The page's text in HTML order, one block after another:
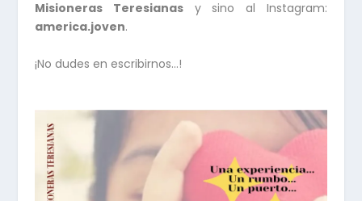
Misioneras Teresianasy sino al Instagram:
america.joven.
¡No dudes en escribirnos…!